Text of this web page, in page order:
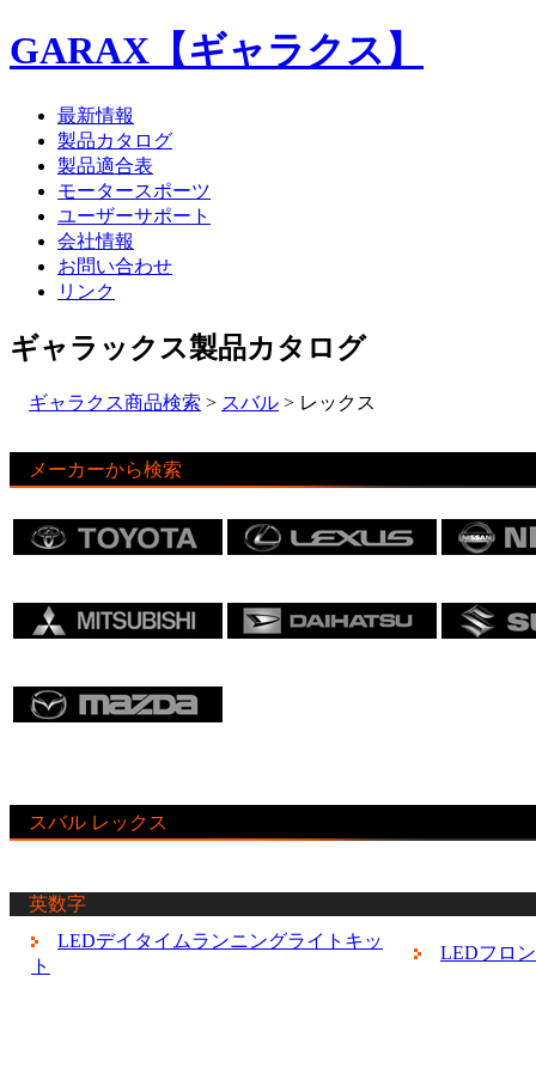
GARAX【ギャラクス】
最新情報
製品カタログ
製品適合表
モータースポーツ
ユーザーサポート
会社情報
お問い合わせ
リンク
ギャラックス製品カタログ
ギャラクス商品検索 > スバル > レックス
メーカーから検索
スバル レックス
英数字
LEDデイタイムランニングライトキッ
ト
LEDフロ